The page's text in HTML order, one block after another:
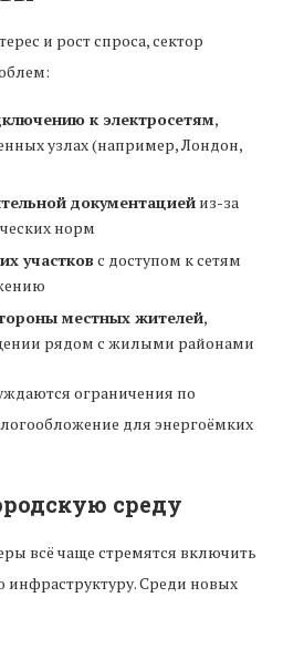
и рост спроса, сектор
к электросетям,
узлах (например, Лондон,
документацией из-за
норм
участков с доступом к сетям
местных жителей,
рядом с жилыми районами
ограничения по
для энергоёмких
среду
всё чаще стремятся включить
инфраструктуру. Среди новых